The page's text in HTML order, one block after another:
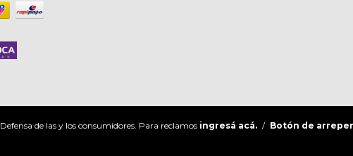
Defensa de las y los consumidores. Para reclamos ingresá acá. / Botón de